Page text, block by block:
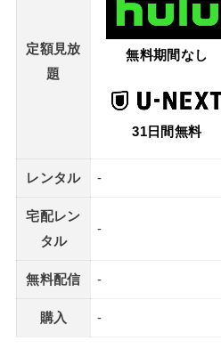
定額見放
題
無料期間なし
31日間無料
レンタル -
宅配レン
タル
-
無料配信 -
購入 -